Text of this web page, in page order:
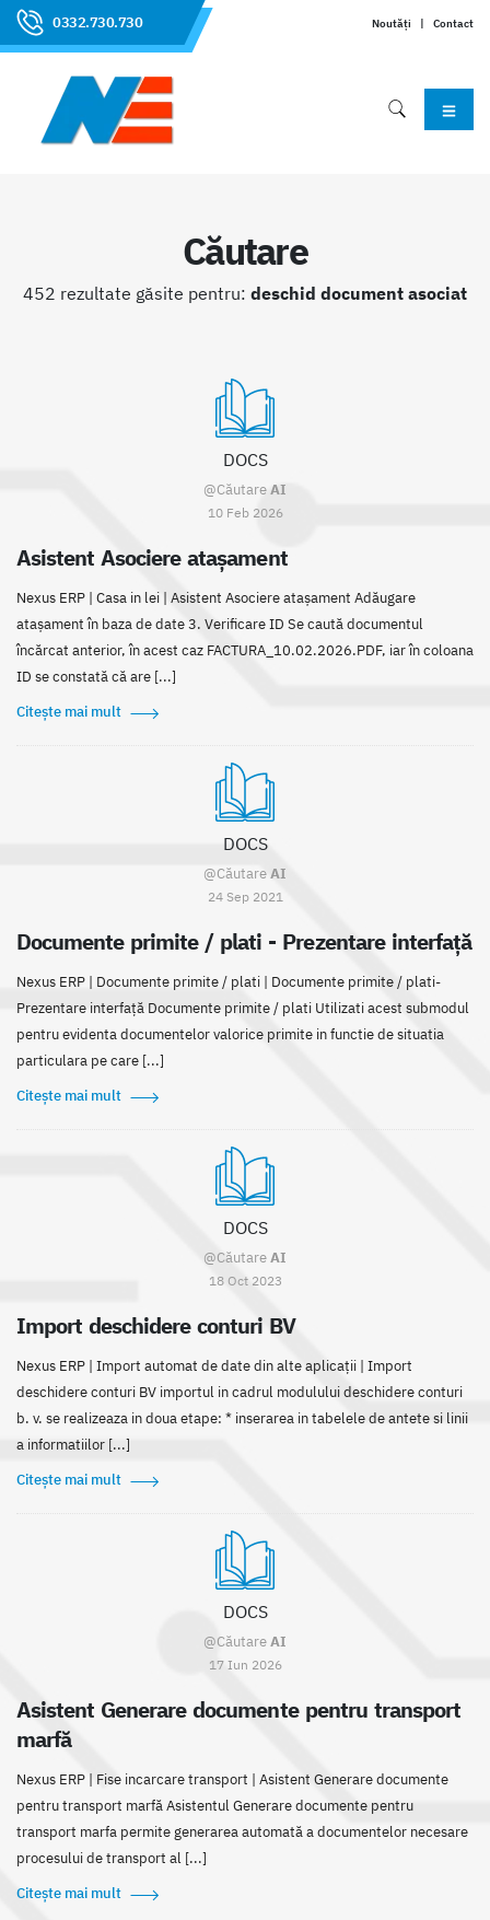
0332.730.730 Noutăți | Contact
Căutare
452 rezultate găsite pentru: deschid document asociat
DOCS
@CăutareAI
10 Feb 2026
Asistent Asociere atașament
Nexus ERP | Casa in lei | Asistent Asociere atașament Adăugare
atașament în baza de date 3. Verificare ID Se caută documentul
încărcat anterior, în acest caz FACTURA_10.02.2026.PDF, iar în coloana
ID se constată că are [...]
Citește mai mult
DOCS
@CăutareAI
24 Sep 2021
Documente primite / plati - Prezentare interfață
Nexus ERP | Documente primite / plati | Documente primite / plati-
Prezentare interfață Documente primite / plati Utilizati acest submodul
pentru evidenta documentelor valorice primite in functie de situatia
particulara pe care [...]
Citește mai mult
DOCS
@CăutareAI
18 Oct 2023
Import deschidere conturi BV
Nexus ERP | Import automat de date din alte aplicații | Import
deschidere conturi BV importul in cadrul modulului deschidere conturi
b. v. se realizeaza in doua etape: * inserarea in tabelele de antete si linii
a informatiilor [...]
Citește mai mult
DOCS
@CăutareAI
17 Iun 2026
Asistent Generare documente pentru transport
marfă
Nexus ERP | Fise incarcare transport | Asistent Generare documente
pentru transport marfă Asistentul Generare documente pentru
transport marfa permite generarea automată a documentelor necesare
procesului de transport al [...]
Citește mai mult